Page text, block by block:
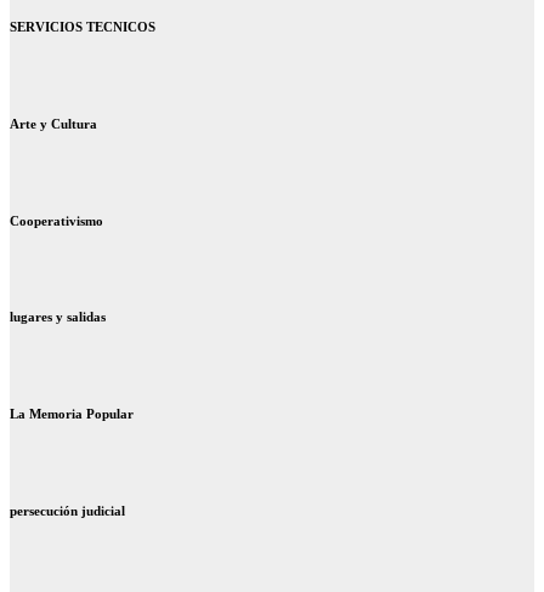
SERVICIOS TECNICOS
Arte y Cultura
Cooperativismo
lugares y salidas
La Memoria Popular
persecución judicial